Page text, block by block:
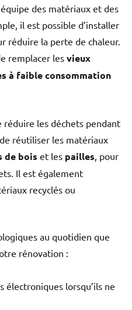
des matériaux et des
il est possible d’installer
réduire la perte de chaleur.
remplacer les vieux
à faible consommation
les déchets pendant
réutiliser les matériaux
de bois et les pailles, pour
Il est également
recyclés ou
au quotidien que
rénovation :
électroniques lorsqu’ils ne